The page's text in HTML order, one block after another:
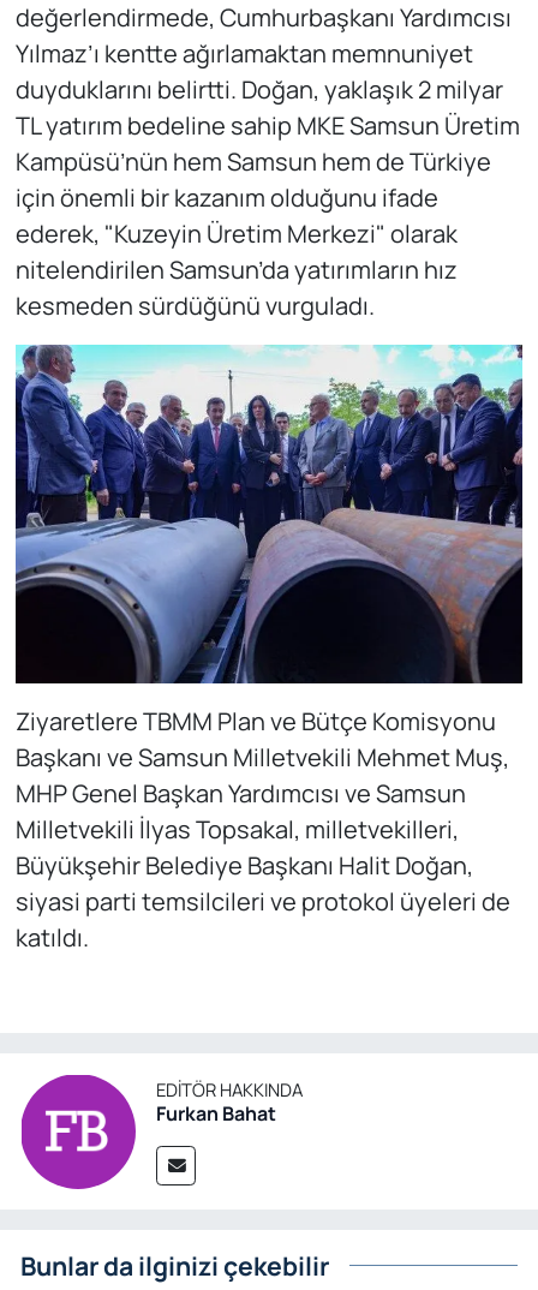
değerlendirmede, Cumhurbaşkanı Yardımcısı
Yılmaz’ı kentte ağırlamaktan memnuniyet
duyduklarını belirtti. Doğan, yaklaşık 2 milyar
TL yatırım bedeline sahip MKE Samsun Üretim
Kampüsü’nün hem Samsun hem de Türkiye
için önemli bir kazanım olduğunu ifade
ederek, "Kuzeyin Üretim Merkezi" olarak
nitelendirilen Samsun’da yatırımların hız
kesmeden sürdüğünü vurguladı.
Ziyaretlere TBMM Plan ve Bütçe Komisyonu
Başkanı ve Samsun Milletvekili Mehmet Muş,
MHP Genel Başkan Yardımcısı ve Samsun
Milletvekili İlyas Topsakal, milletvekilleri,
Büyükşehir Belediye Başkanı Halit Doğan,
siyasi parti temsilcileri ve protokol üyeleri de
katıldı.
EDITÖR HAKKINDA
Furkan Bahat
Bunlar da ilginizi çekebilir